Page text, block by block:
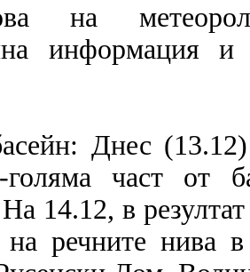
на
информация и
Днес
част от
14.12, в
речните нива